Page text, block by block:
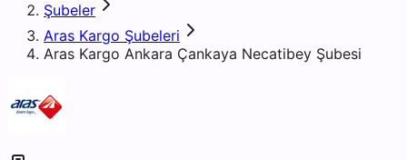
Şubeler
Aras Kargo Şubeleri
Aras Kargo Ankara Çankaya Necatibey Şubesi